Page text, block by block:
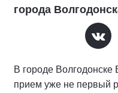
города
В городе
прием уже не первый